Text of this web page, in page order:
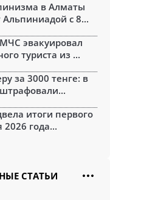
в Алматы
с 8...
эвакуировал
туриста из ...
за 3000 тенге: в
итоги первого
2026 года...
СТАТЬИ